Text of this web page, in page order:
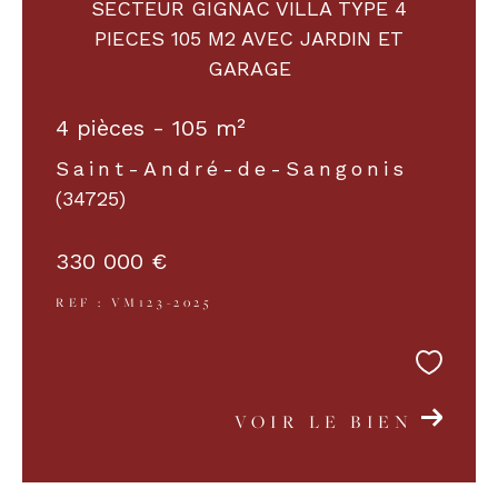
SECTEUR GIGNAC VILLA TYPE 4
PIECES 105 M2 AVEC JARDIN ET
GARAGE
4 pièces - 105 m²
Saint-André-de-Sangonis
(34725)
330 000 €
REF : VM123-2025
VOIR LE BIEN